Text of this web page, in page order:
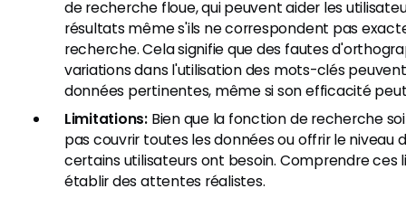
de recherche floue, qui peuvent aider les
résultats même s'ils ne correspondent pas
recherche. Cela signifie que des fautes
variations dans l'utilisation des mots-clés
données pertinentes, même si son efficacité
Limitations:Bien que la fonction de recherche
pas couvrir toutes les données ou offrir le niveau
certains utilisateurs ont besoin. Comprendre ces
établir des attentes réalistes.